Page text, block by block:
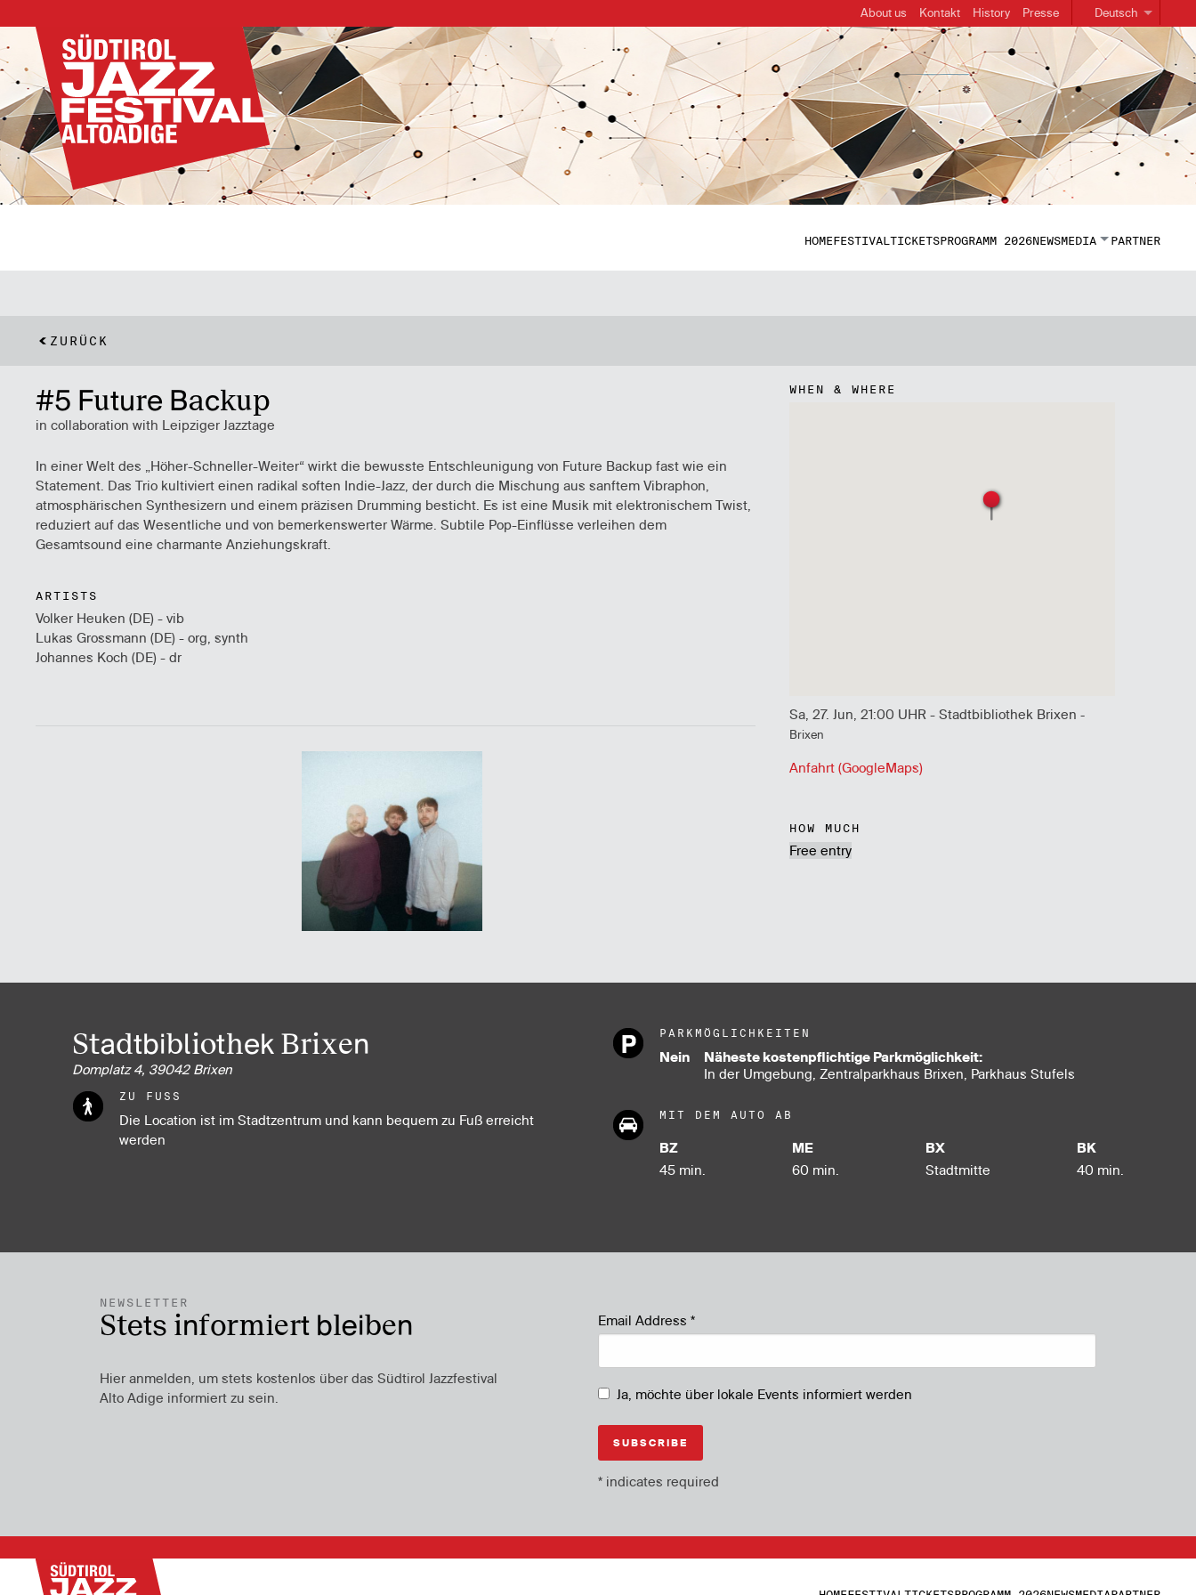
About us Kontakt History Presse Deutsch
HOMEFESTIVAL TICKETSPROGRAMM 2026NEWSMEDIA PARTNER
ZURÜCK
#5 Future Backup
in collaboration with Leipziger Jazztage
In einer Welt des „Höher-Schneller-Weiter“ wirkt die bewusste Entschleunigung von Future Backup fast wie ein
Statement. Das Trio kultiviert einen radikal soften Indie-Jazz, der durch die Mischung aus sanftem Vibraphon,
atmosphärischen Synthesizern und einem präzisen Drumming besticht. Es ist eine Musik mit elektronischem Twist,
reduziert auf das Wesentliche und von bemerkenswerter Wärme. Subtile Pop-Einflüsse verleihen dem
Gesamtsound eine charmante Anziehungskraft.
ARTISTS
Volker Heuken (DE) - vib
Lukas Grossmann (DE) - org, synth
Johannes Koch (DE) - dr
WHEN & WHERE
Sa, 27. Jun, 21:00 UHR - Stadtbibliothek Brixen -
Brixen
Anfahrt (GoogleMaps)
HOW MUCH
Free entry
Stadtbibliothek Brixen
Domplatz 4, 39042 Brixen
ZU FUSS
Die Location ist im Stadtzentrum und kann bequem zu Fuß erreicht
werden
PARKMÖGLICHKEITEN
Nein
Näheste kostenpflichtige Parkmöglichkeit:
In der Umgebung, Zentralparkhaus Brixen, Parkhaus Stufels
MIT DEM AUTO AB
BZ
45 min.
ME
60 min.
BX
Stadt­mitte
BK
40 min.
NEWSLETTER
Stets informiert bleiben
Hier anmelden, um stets kostenlos über das Südtirol Jazzfestival
Alto Adige informiert zu sein.
Email Address *
Ja, möchte über lokale Events informiert werden
*indicates required